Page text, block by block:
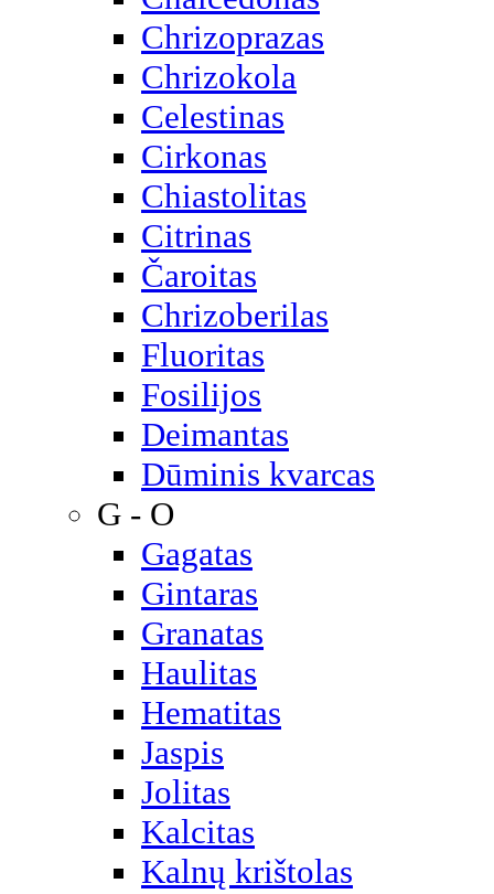
Chrizoprazas
Chrizokola
Celestinas
Cirkonas
Chiastolitas
Citrinas
Čaroitas
Chrizoberilas
Fluoritas
Fosilijos
Deimantas
Dūminis kvarcas
G - O
Gagatas
Gintaras
Granatas
Haulitas
Hematitas
Jaspis
Jolitas
Kalcitas
Kalnų krištolas